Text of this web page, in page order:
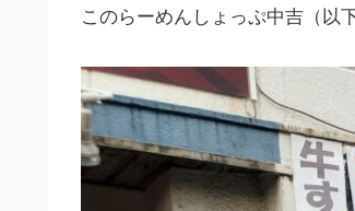
このらーめんしょっぷ中吉（以